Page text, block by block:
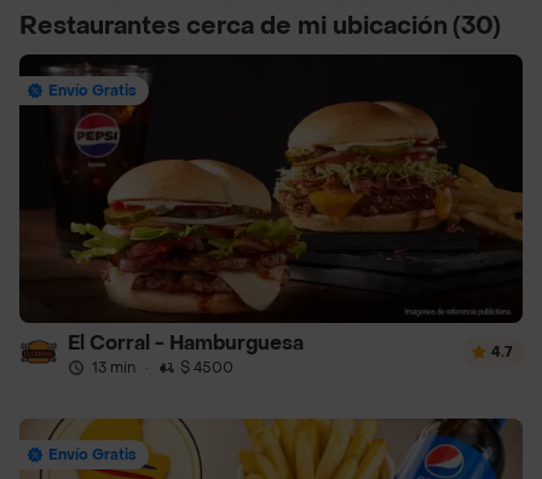
Restaurantes cerca de mi ubicación (30)
Envío Gratis
El Corral - Hamburguesa
13 min · $ 4500
4.7
Envío Gratis